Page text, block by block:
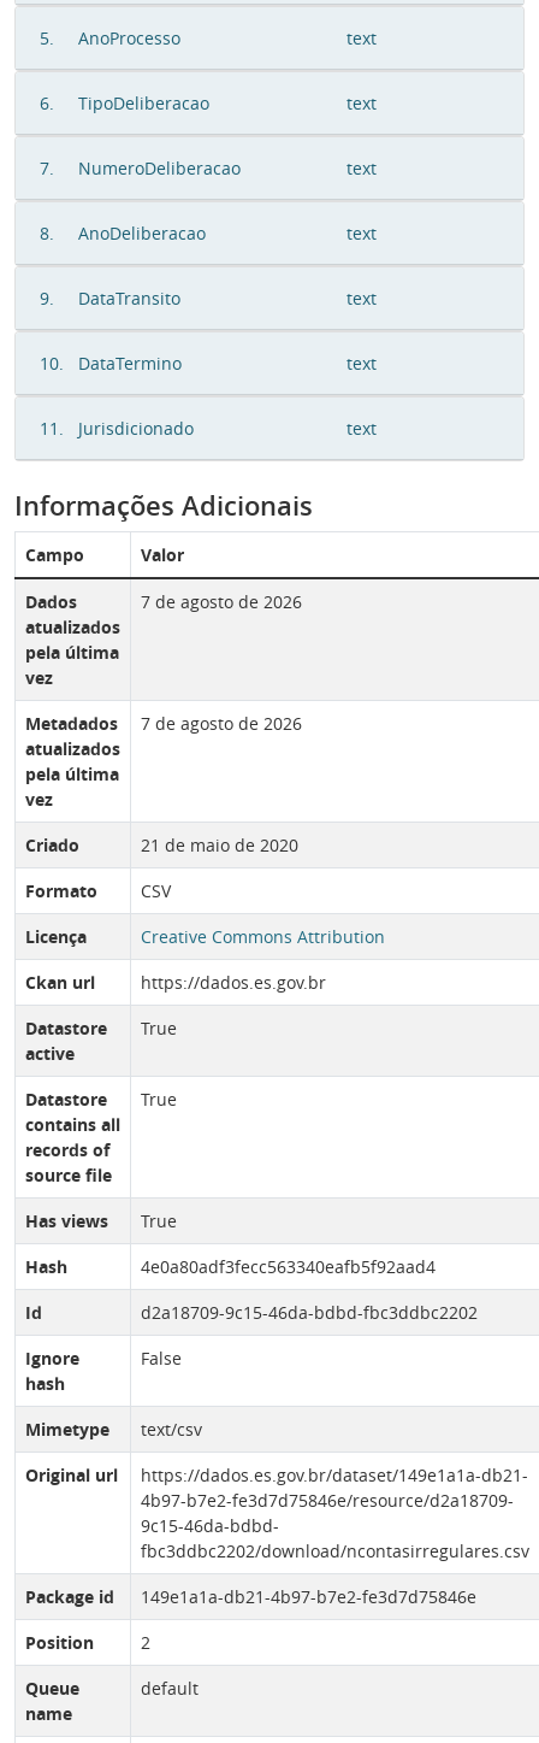
5. AnoProcesso text
6. TipoDeliberacao text
7. NumeroDeliberacao text
8. AnoDeliberacao text
9. DataTransito text
10. DataTermino text
11. Jurisdicionado text
Informações Adicionais
Campo Valor
Dados
atualizados
pela última
vez
7 de agosto de 2026
Metadados
atualizados
pela última
vez
7 de agosto de 2026
Criado
21 de maio de 2020
Formato
CSV
Licença
Creative Commons Attribution
Ckan url
https://dados.es.gov.br
Datastore
active
True
Datastore
contains all
records of
source file
True
Has views
True
Hash
4e0a80adf3fecc563340eafb5f92aad4
Id
d2a18709-9c15-46da-bdbd-fbc3ddbc2202
Ignore
hash
False
Mimetype
text/csv
Original url
https://dados.es.gov.br/dataset/149e1a1a-db21-
4b97-b7e2-fe3d7d75846e/resource/d2a18709-
9c15-46da-bdbd-
fbc3ddbc2202/download/ncontasirregulares.csv
Package id
149e1a1a-db21-4b97-b7e2-fe3d7d75846e
Position
2
Queue
name
default